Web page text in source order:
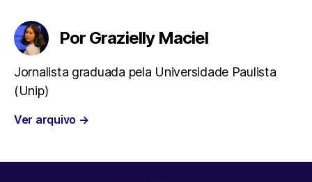
o
k p m
Por Grazielly Maciel
Jornalista graduada pela Universidade Paulista
(Unip)
Ver arquivo →